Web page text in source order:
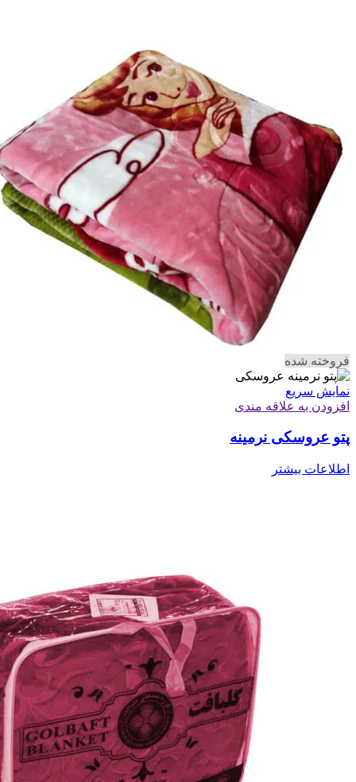
فروخته شده
نمایش سریع
افزودن به علاقه مندی
پتو عروسکی نرمینه
اطلاعات بیشتر